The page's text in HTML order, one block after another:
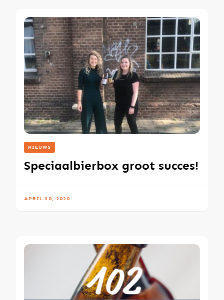
NIEUWS
Speciaalbierbox groot succes!
APRIL 30, 2020